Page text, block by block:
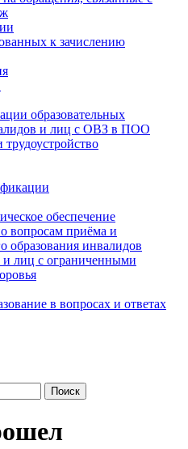
к зачислению
образовательных
и лиц с ОВЗ в ПОО
обеспечение
вопросам приёма и
образования инвалидов
и лиц с ограниченными
в вопросах и ответах